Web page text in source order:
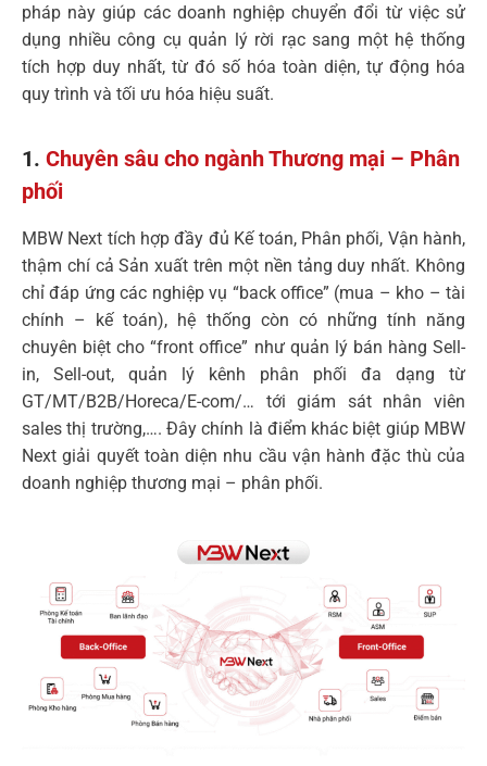
pháp này giúp các doanh nghiệp chuyển đổi từ việc sử
dụng nhiều công cụ quản lý rời rạc sang một hệ thống
tích hợp duy nhất, từ đó số hóa toàn diện, tự động hóa
quy trình và tối ưu hóa hiệu suất.
1. Chuyên sâu cho ngành Thương mại – Phân
phối
MBW Next tích hợp đầy đủ Kế toán, Phân phối, Vận hành,
thậm chí cả Sản xuất trên một nền tảng duy nhất. Không
chỉ đáp ứng các nghiệp vụ “back office” (mua – kho – tài
chính – kế toán), hệ thống còn có những tính năng
chuyên biệt cho “front office” như quản lý bán hàng Sell-
in, Sell-out, quản lý kênh phân phối đa dạng từ
GT/MT/B2B/Horeca/E-com/… tới giám sát nhân viên
sales thị trường,…. Đây chính là điểm khác biệt giúp MBW
Next giải quyết toàn diện nhu cầu vận hành đặc thù của
doanh nghiệp thương mại – phân phối.